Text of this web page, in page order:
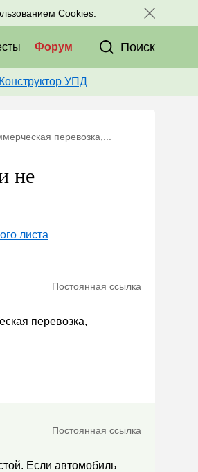
Cookies.
соц. сетях:
Форум Поиск
Конструктор УПД
перевозка,...
не
листа
Постоянная ссылка
перевозка,
Постоянная ссылка
Если автомобиль